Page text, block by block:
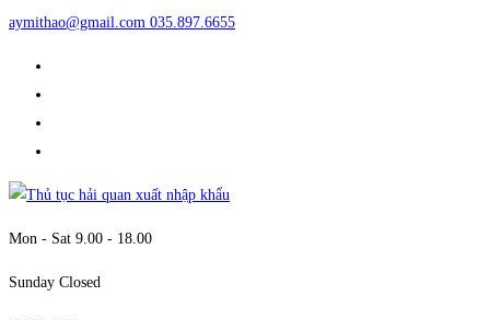
aymithao@gmail.com 035.897.6655
Mon - Sat 9.00 - 18.00
Sunday Closed